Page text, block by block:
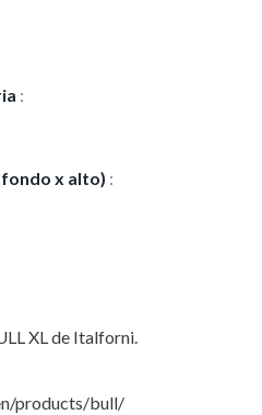
:
fondo x alto) :
XL de Italforni.
products/bull/